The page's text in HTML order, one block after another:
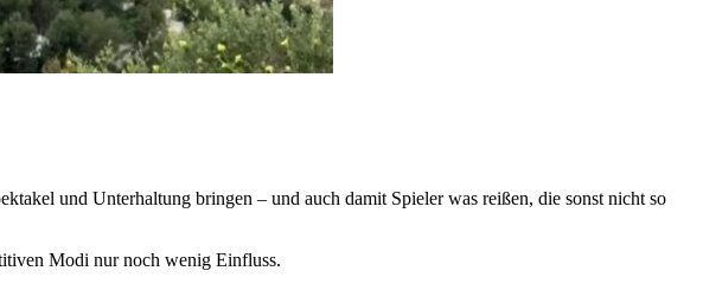
und Unterhaltung bringen – und auch damit Spieler was reißen, die sonst nicht so
Modi nur noch wenig Einfluss.